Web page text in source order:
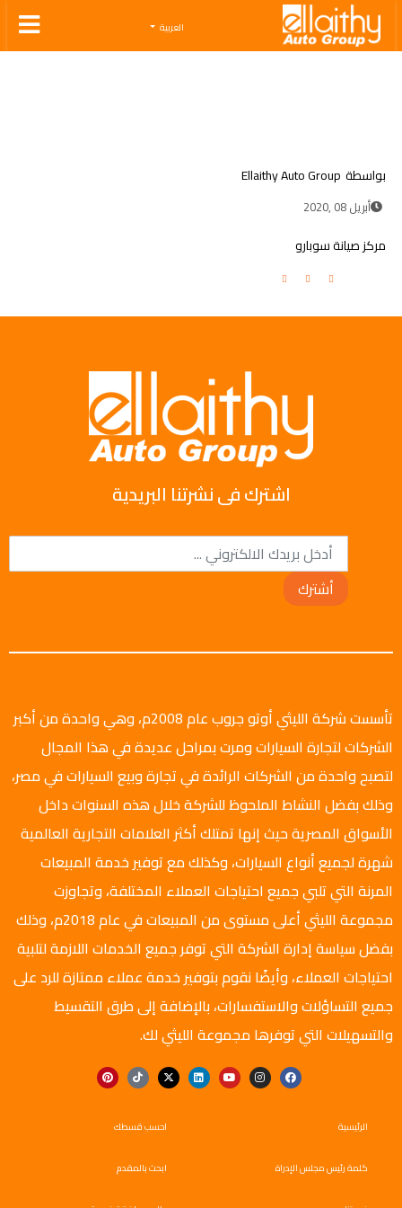
Ellaithy Auto Group
العربية
بواسطة Ellaithy Auto Group
أبريل 08 ,2020
مركز صيانة سوبارو
اشترك فى نشرتنا البريدية
أشترك
تأسست شركة الليثي أوتو جروب عام 2008م، وهي واحدة من أكبر
الشركات لتجارة السيارات ومرت بمراحل عديدة في هذا المجال
لتصبح واحدة من الشركات الرائدة في تجارة وبيع السيارات في مصر،
وذلك بفضل النشاط الملحوظ للشركة خلال هذه السنوات داخل
الأسواق المصرية حيث إنها تمتلك أكثر العلامات التجارية العالمية
شهرة لجميع أنواع السيارات، وكذلك مع توفير خدمة المبيعات
المرنة التي تلبي جميع احتياجات العملاء المختلفة، وتجاوزت
مجموعة الليثي أعلى مستوى من المبيعات في عام 2018م، وذلك
بفضل سياسة إدارة الشركة التي توفر جميع الخدمات اللازمة لتلبية
احتياجات العملاء، وأيضًا نقوم بتوفير خدمة عملاء ممتازة للرد على
جميع التساؤلات والاستفسارات، بالإضافة إلى طرق التقسيط
والتسهيلات التي توفرها مجموعة الليثي لك.
الرئيسية
كلمة رئيس مجلس الإدراة
احسب قسطك
ابحث بالمقدم